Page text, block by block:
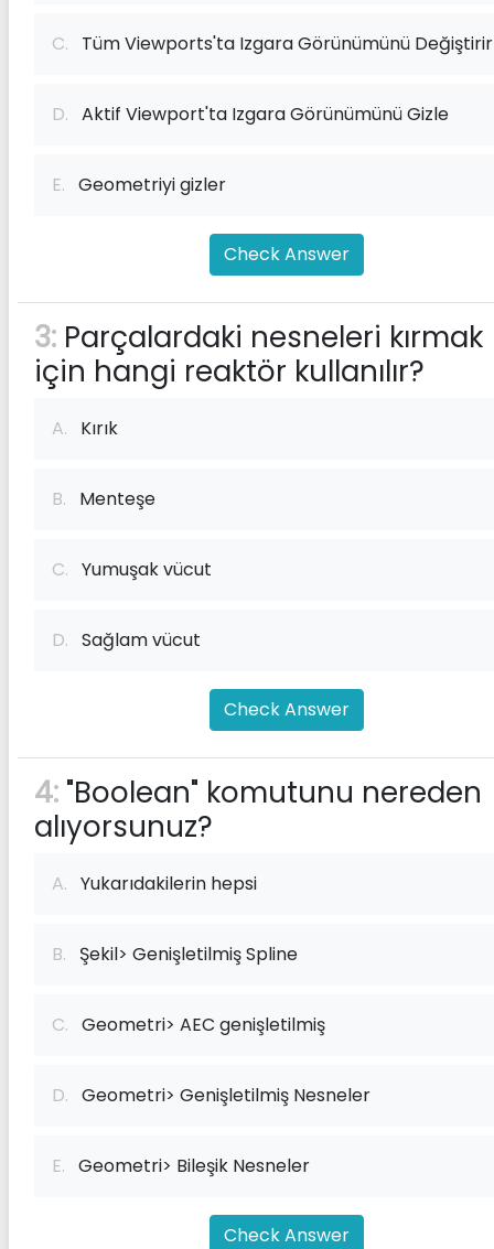
C. Tüm Viewports'ta Izgara Görünümünü Değiştirir
D. Aktif Viewport'ta Izgara Görünümünü Gizle
E. Geometriyi gizler
Check Answer
3: Parçalardaki nesneleri kırmak
için hangi reaktör kullanılır?
A. Kırık
B. Menteşe
C. Yumuşak vücut
D. Sağlam vücut
Check Answer
4: "Boolean" komutunu nereden
alıyorsunuz?
A. Yukarıdakilerin hepsi
B. Şekil> Genişletilmiş Spline
C. Geometri> AEC genişletilmiş
D. Geometri> Genişletilmiş Nesneler
E. Geometri> Bileşik Nesneler
Check Answer